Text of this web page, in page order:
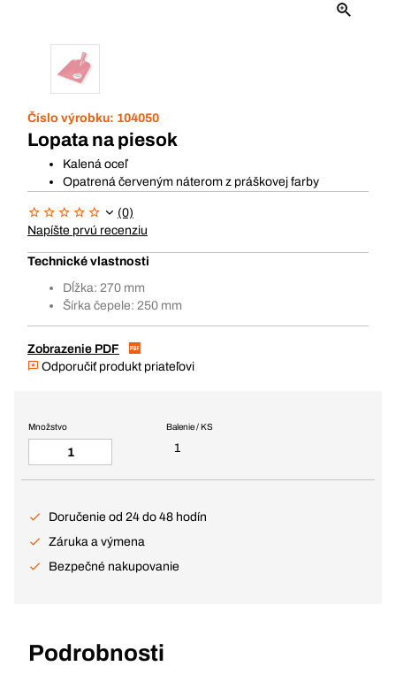
Číslo výrobku: 104050
Lopata na piesok
Kalená oceľ
Opatrená červeným náterom z práškovej farby
(0)
Napíšte prvú recenziu
Technické vlastnosti
Dĺžka: 270 mm
Šírka čepele: 250 mm
Zobrazenie PDF
Odporučiť produkt priateľovi
Balenie / KS
1
Množstvo
Doručenie od 24 do 48 hodín
Záruka a výmena
Bezpečné nakupovanie
Podrobnosti